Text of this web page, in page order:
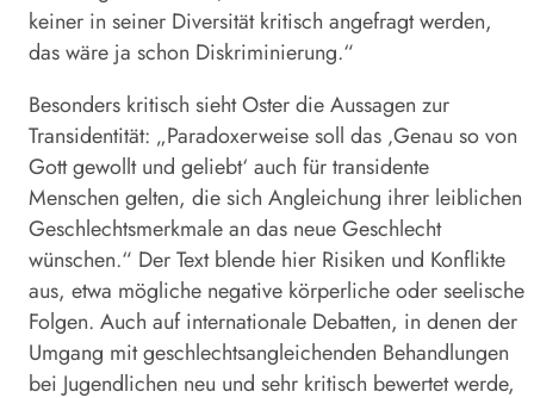
keiner in seiner Diversität kritisch angefragt werden,
das wäre ja schon Diskriminierung.“
Besonders kritisch siehtOsterdie Aussagen zur
Transidentität: „Paradoxerweise soll das ‚Genau so von
Gott gewollt und geliebt‘ auch für transidente
Menschen gelten, die sich Angleichung ihrer leiblichen
Geschlechtsmerkmale an das neue Geschlecht
wünschen.“ Der Text blende hier Risiken und Konflikte
aus, etwa mögliche negative körperliche oder seelische
Folgen. Auch auf internationale Debatten, in denen der
Umgang mit geschlechtsangleichenden Behandlungen
bei Jugendlichen neu und sehr kritisch bewertet werde,